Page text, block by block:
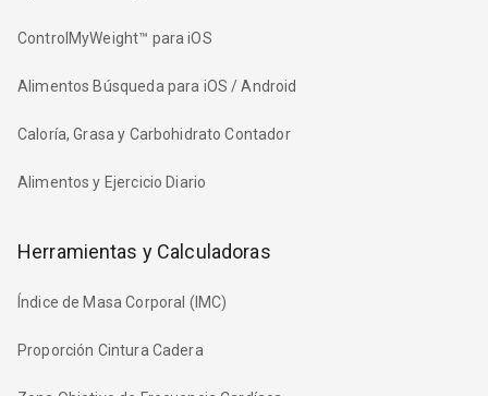
ControlMyWeight™ para iOS
Alimentos Búsqueda para iOS / Android
Caloría, Grasa y Carbohidrato Contador
Alimentos y Ejercicio Diario
Herramientas y Calculadoras
Índice de Masa Corporal (IMC)
Proporción Cintura Cadera